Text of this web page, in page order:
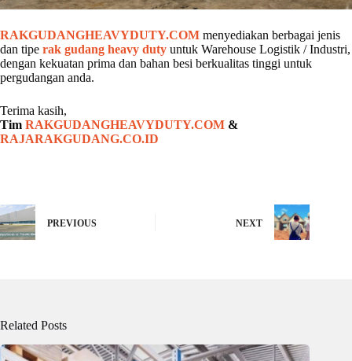
RAKGUDANGHEAVYDUTY.COM menyediakan berbagai jenis
dan tipe rak gudang heavy duty untuk Warehouse Logistik / Industri,
dengan kekuatan prima dan bahan besi berkualitas tinggi untuk
pergudangan anda.
Terima kasih,
Tim RAKGUDANGHEAVYDUTY.COM &
RAJARAKGUDANG.CO.ID
PREVIOUS NEXT
Related Posts